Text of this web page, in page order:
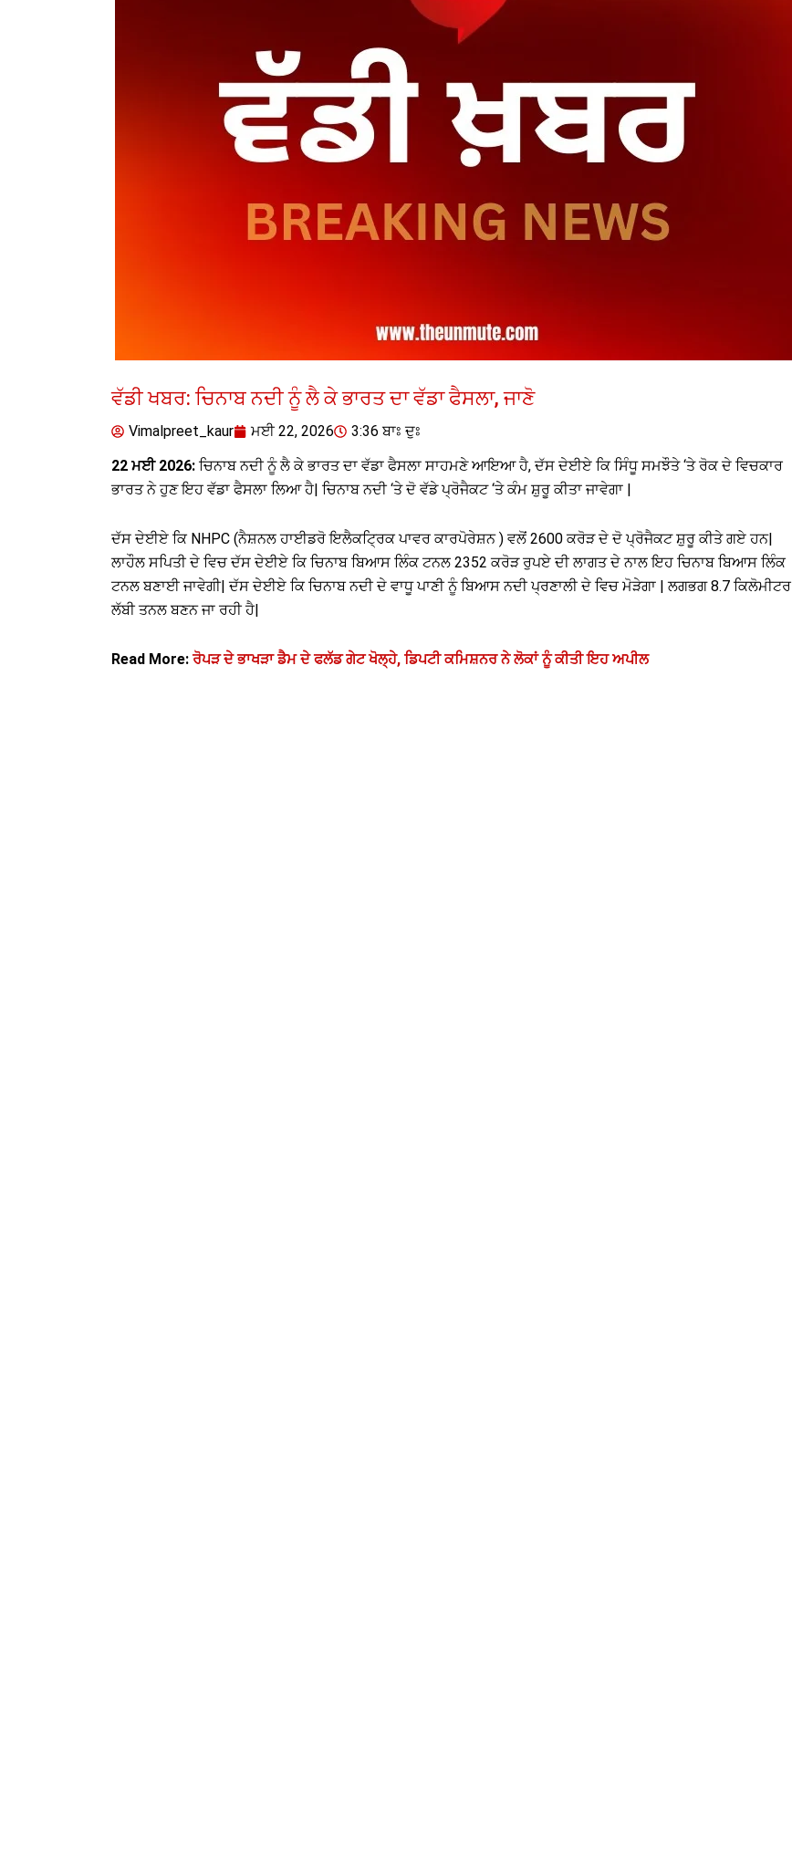
ਵੱਡੀ ਖਬਰ: ਚਿਨਾਬ ਨਦੀ ਨੂੰ ਲੈ ਕੇ ਭਾਰਤ ਦਾ ਵੱਡਾ ਫੈਸਲਾ, ਜਾਣੋ
Vimalpreet_kaur ਮਈ 22, 2026
3:36 ਬਾਃ ਦੁਃ
22 ਮਈ 2026: ਚਿਨਾਬ ਨਦੀ ਨੂੰ ਲੈ ਕੇ ਭਾਰਤ ਦਾ ਵੱਡਾ ਫੈਸਲਾ ਸਾਹਮਣੇ ਆਇਆ ਹੈ, ਦੱਸ ਦੇਈਏ ਕਿ ਸਿੰਧੂ ਸਮਝੌਤੇ ‘ਤੇ ਰੋਕ ਦੇ ਵਿਚਕਾਰ
ਭਾਰਤ ਨੇ ਹੁਣ ਇਹ ਵੱਡਾ ਫੈਸਲਾ ਲਿਆ ਹੈ| ਚਿਨਾਬ ਨਦੀ ‘ਤੇ ਦੋ ਵੱਡੇ ਪ੍ਰੋਜੈਕਟ ‘ਤੇ ਕੰਮ ਸ਼ੁਰੂ ਕੀਤਾ ਜਾਵੇਗਾ |
ਦੱਸ ਦੇਈਏ ਕਿ NHPC (ਨੈਸ਼ਨਲ ਹਾਈਡਰੋ ਇਲੈਕਟ੍ਰਿਕ ਪਾਵਰ ਕਾਰਪੋਰੇਸ਼ਨ ) ਵਲੋਂ 2600 ਕਰੋੜ ਦੇ ਦੋ ਪ੍ਰੋਜੈਕਟ ਸ਼ੁਰੂ ਕੀਤੇ ਗਏ ਹਨ|
ਲਾਹੌਲ ਸਪਿਤੀ ਦੇ ਵਿਚ ਦੱਸ ਦੇਈਏ ਕਿ ਚਿਨਾਬ ਬਿਆਸ ਲਿੰਕ ਟਨਲ 2352 ਕਰੋੜ ਰੁਪਏ ਦੀ ਲਾਗਤ ਦੇ ਨਾਲ ਇਹ ਚਿਨਾਬ ਬਿਆਸ ਲਿੰਕ
ਟਨਲ ਬਣਾਈ ਜਾਵੇਗੀ| ਦੱਸ ਦੇਈਏ ਕਿ ਚਿਨਾਬ ਨਦੀ ਦੇ ਵਾਧੂ ਪਾਣੀ ਨੂੰ ਬਿਆਸ ਨਦੀ ਪ੍ਰਣਾਲੀ ਦੇ ਵਿਚ ਮੋੜੇਗਾ | ਲਗਭਗ 8.7 ਕਿਲੋਮੀਟਰ
ਲੱਬੀ ਤਨਲ ਬਣਨ ਜਾ ਰਹੀ ਹੈ|
Read More: ਰੋਪੜ ਦੇ ਭਾਖੜਾ ਡੈਮ ਦੇ ਫਲੱਡ ਗੇਟ ਖੋਲ੍ਹੇ, ਡਿਪਟੀ ਕਮਿਸ਼ਨਰ ਨੇ ਲੋਕਾਂ ਨੂੰ ਕੀਤੀ ਇਹ ਅਪੀਲ